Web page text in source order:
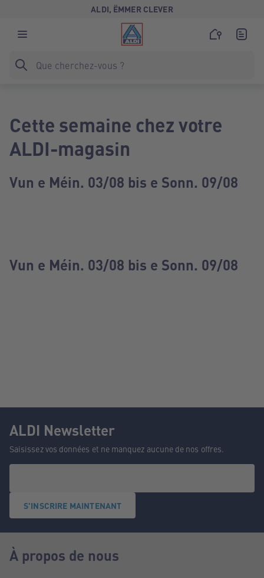
ALDI, ËMMER CLEVER
Cette semaine chez votre
ALDI-magasin
Vun e Méin. 03/08 bis e Sonn. 09/08
Vun e Méin. 03/08 bis e Sonn. 09/08
ALDI Newsletter
Saisissez vos données et ne manquez aucune de nos offres.
S'INSCRIRE MAINTENANT
À propos de nous